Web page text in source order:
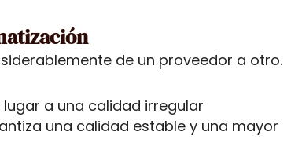
de un proveedor a otro.
a una calidad irregular
una calidad estable y una mayor